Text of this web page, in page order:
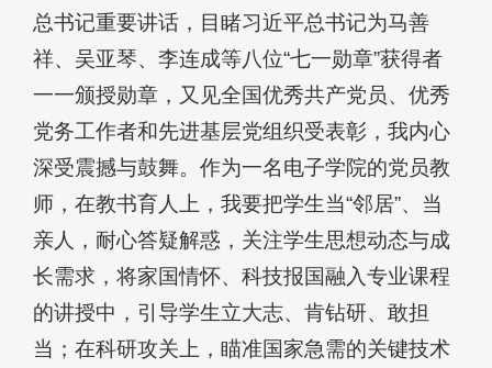
总书记重要讲话，目睹习近平总书记为马善
祥、吴亚琴、李连成等八位“七一勋章”获得者
一一颁授勋章，又见全国优秀共产党员、优秀
党务工作者和先进基层党组织受表彰，我内心
深受震撼与鼓舞。作为一名电子学院的党员教
师，在教书育人上，我要把学生当“邻居”、当
亲人，耐心答疑解惑，关注学生思想动态与成
长需求，将家国情怀、科技报国融入专业课程
的讲授中，引导学生立大志、肯钻研、敢担
当；在科研攻关上，瞄准国家急需的关键技术